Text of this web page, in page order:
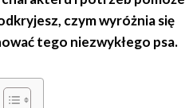
czym wyróżnia się
tego niezwykłego psa.